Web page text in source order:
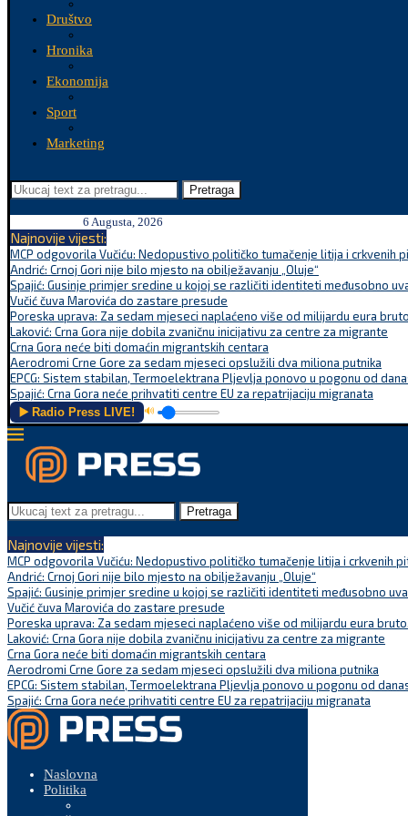
Društvo
Hronika
Ekonomija
Sport
Marketing
Pretraga
6 Augusta, 2026
Najnovije vijesti:
MCP odgovorila Vučiću: Nedopustivo političko tumačenje litija i crkvenih
Andrić: Crnoj Gori nije bilo mjesto na obilježavanju „Oluje“
Spajić: Gusinje primjer sredine u kojoj se različiti identiteti međusobno
Vučić čuva Marovića do zastare presude
Poreska uprava: Za sedam mjeseci naplaćeno više od milijardu eura
Laković: Crna Gora nije dobila zvaničnu inicijativu za centre za migrante
Crna Gora neće biti domaćin migrantskih centara
Aerodromi Crne Gore za sedam mjeseci opslužili dva miliona putnika
EPCG: Sistem stabilan, Termoelektrana Pljevlja ponovo u pogonu od
Spajić: Crna Gora neće prihvatiti centre EU za repatrijaciju migranata
▶️ Radio Press LIVE! 🔊
Pretraga
Najnovije vijesti:
MCP odgovorila Vučiću: Nedopustivo političko tumačenje litija i crkvenih
Andrić: Crnoj Gori nije bilo mjesto na obilježavanju „Oluje“
Spajić: Gusinje primjer sredine u kojoj se različiti identiteti međusobno
Vučić čuva Marovića do zastare presude
Poreska uprava: Za sedam mjeseci naplaćeno više od milijardu eura
Laković: Crna Gora nije dobila zvaničnu inicijativu za centre za migrante
Crna Gora neće biti domaćin migrantskih centara
Aerodromi Crne Gore za sedam mjeseci opslužili dva miliona putnika
EPCG: Sistem stabilan, Termoelektrana Pljevlja ponovo u pogonu od
Spajić: Crna Gora neće prihvatiti centre EU za repatrijaciju migranata
Naslovna
Politika